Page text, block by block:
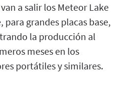
a salir los Meteor Lake
grandes placas base,
la producción al
meses en los
portátiles y similares.